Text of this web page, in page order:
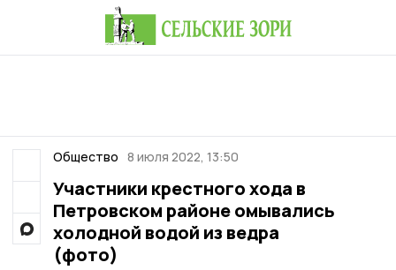
Общество 8 июля 2022, 13:50
Участники крестного хода в
Петровском районе омывались
холодной водой из ведра
(фото)